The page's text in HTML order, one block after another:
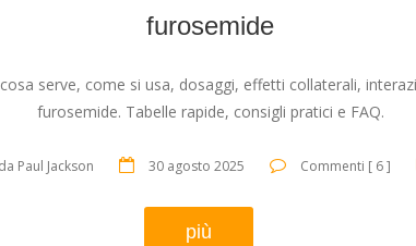
furosemide
cosa serve, come si usa, dosaggi, effetti collaterali,
furosemide. Tabelle rapide, consigli pratici e FAQ.
Paul Jackson 30 agosto 2025 Commenti [ 6 ]
più